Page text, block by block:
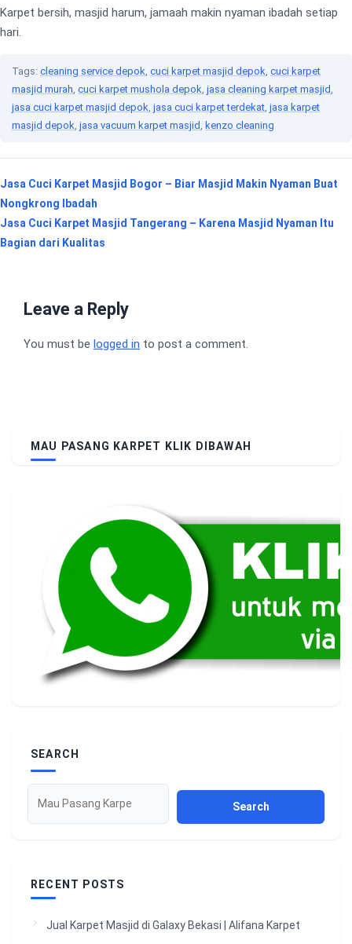
Karpet bersih, masjid harum, jamaah makin nyaman ibadah setiap
hari.
Tags: cleaning service depok, cuci karpet masjid depok, cuci karpet
masjid murah, cuci karpet mushola depok, jasa cleaning karpet masjid,
jasa cuci karpet masjid depok, jasa cuci karpet terdekat, jasa karpet
masjid depok, jasa vacuum karpet masjid, kenzo cleaning
Post
navigation
Jasa Cuci Karpet Masjid Bogor – Biar Masjid Makin Nyaman Buat
Nongkrong Ibadah
Jasa Cuci Karpet Masjid Tangerang – Karena Masjid Nyaman Itu
Bagian dari Kualitas
Leave a Reply
You must be logged in to post a comment.
MAU PASANG KARPET KLIK DIBAWAH
SEARCH
Search
RECENT POSTS
Jual Karpet Masjid di Galaxy Bekasi | Alifana Karpet